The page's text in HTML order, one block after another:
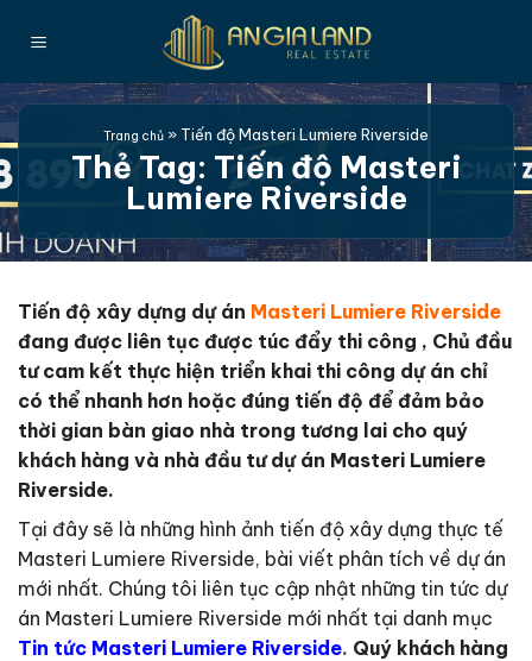
qua
dung
Trang chủ » Tiến độ Masteri Lumiere Riverside
Thẻ Tag: Tiến độ Masteri
Lumiere Riverside
Tiến độ xây dựng dự án Masteri Lumiere Riverside
đang được liên tục được túc đẩy thi công , Chủ đầu
tư cam kết thực hiện triển khai thi công dự án chỉ
có thể nhanh hơn hoặc đúng tiến độ để đảm bảo
thời gian bàn giao nhà trong tương lai cho quý
khách hàng và nhà đầu tư dự án Masteri Lumiere
Riverside.
Tại đây sẽ là những hình ảnh tiến độ xây dựng thực tế
Masteri Lumiere Riverside, bài viết phân tích về dự án
mới nhất. Chúng tôi liên tục cập nhật những tin tức dự
án Masteri Lumiere Riverside mới nhất tại danh mục
Tin tức Masteri Lumiere Riverside. Quý khách hàng